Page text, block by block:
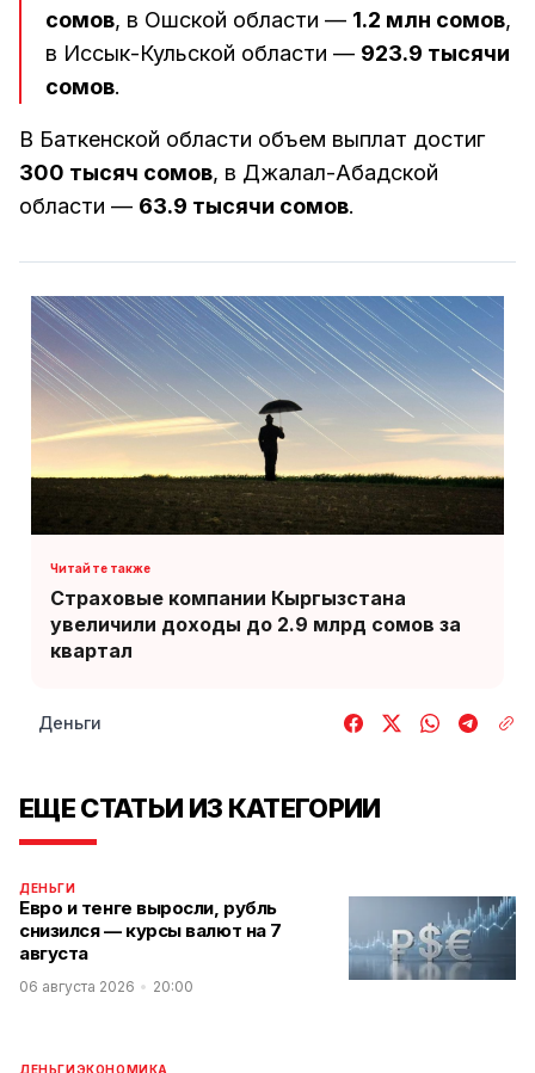
сомов, в Ошской области — 1.2 млн сомов,
в Иссык-Кульской области — 923.9 тысячи
сомов.
В Баткенской области объем выплат достиг
300 тысяч сомов, в Джалал-Абадской
области — 63.9 тысячи сомов.
Страховые компании Кыргызстана
увеличили доходы до 2.9 млрд сомов за
квартал
Деньги
ЕЩЕ СТАТЬИ ИЗ КАТЕГОРИИ
ДЕНЬГИ
Евро и тенге выросли, рубль
снизился — курсы валют на 7
августа
06 августа 2026 20:00
ДЕНЬГИЭКОНОМИКА